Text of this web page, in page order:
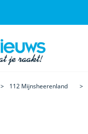
112 Mijnsheerenland